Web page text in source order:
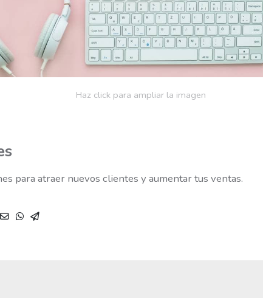
Haz click para ampliar la imagen
para atraer nuevos clientes y aumentar tus ventas.